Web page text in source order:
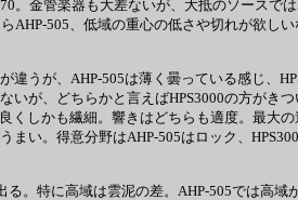
。金管楽器も大差ないが、大抵のソース
505、低域の重心の低さや切れが欲しい
うが、AHP-505は薄く曇っている感じ、
いが、どちらかと言えばHPS3000の方が
くしかも繊細。響きはどちらも適度。最
い。得意分野はAHP-505はロック、
。特に高域は雲泥の差。AHP-505では高